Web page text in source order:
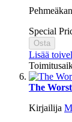
Special
Osta
Lisää
The
Kirjailija